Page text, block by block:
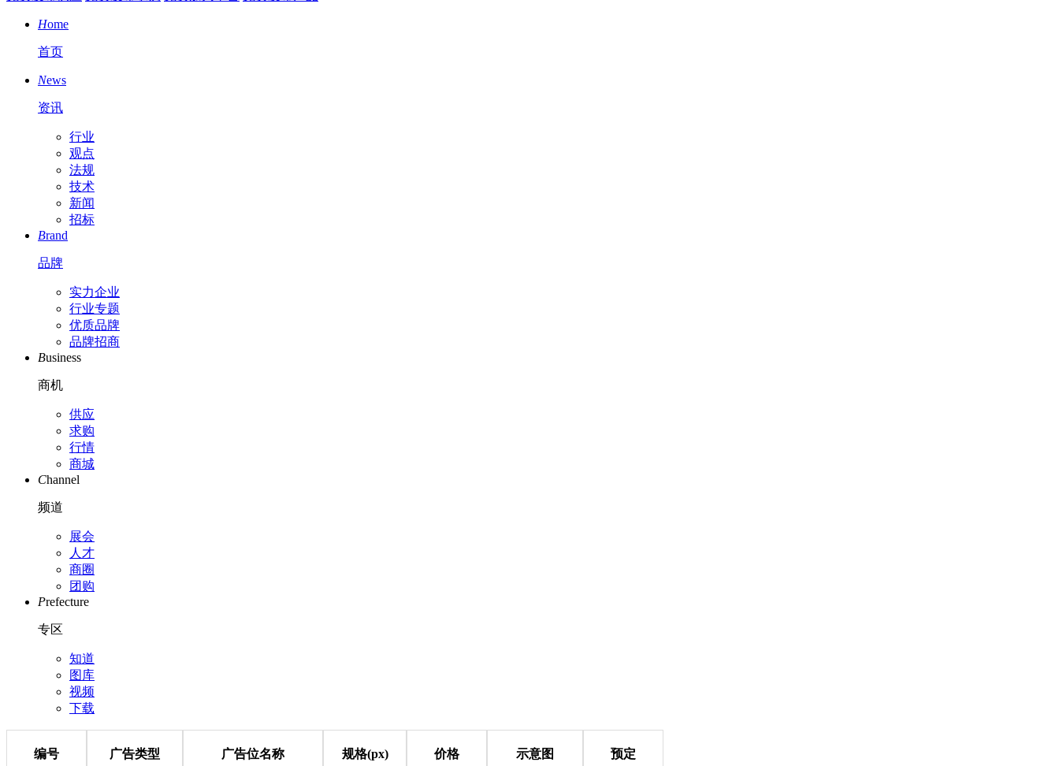
Home
首页
News
资讯
行业
观点
法规
技术
新闻
招标
Brand
品牌
实力企业
行业专题
优质品牌
品牌招商
Business
商机
供应
求购
行情
商城
Channel
频道
展会
人才
商圈
团购
Prefecture
专区
知道
图库
视频
下载
编号 广告类型 广告位名称 规格(px) 价格 示意图 预定